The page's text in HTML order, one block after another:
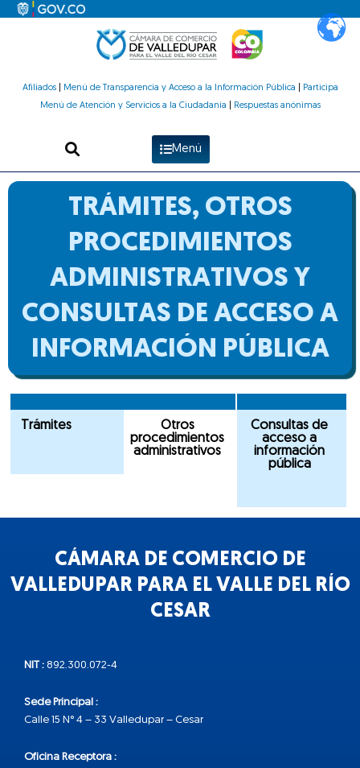
Afiliados| Menú de Transparencia y Acceso a la Información Pública
Participa
Menú de Atención y Servicios a la Ciudadanía
Respuestas anónimas
Menú
TRÁMITES, OTROS
PROCEDIMIENTOS
ADMINISTRATIVOS Y
CONSULTAS DE ACCESO A
INFORMACIÓN PÚBLICA
Trámites
Otros
procedimientos
administrativos
Consultas de
acceso a
información
pública
CÁMARA DE COMERCIO DE
VALLEDUPAR PARA EL VALLE DEL RÍO
CESAR
NIT : 892.300.072-4
Sede Principal :
Calle 15 N° 4 – 33 Valledupar – Cesar
Oficina Receptora :